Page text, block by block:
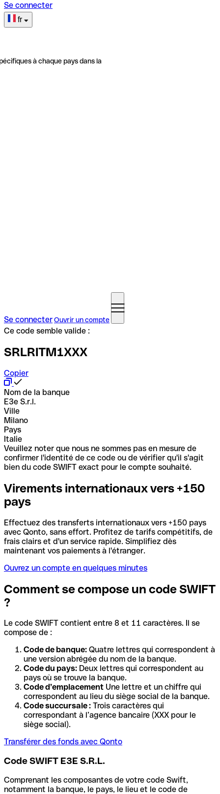
Se connecter
fr
à chaque pays dans la
Se connecterOuvrir un compte
Ce code semble valide :
SRLRITM1XXX
Copier
Nom de la banque
E3e S.r.l.
Ville
Milano
Pays
Italie
Veuillez noter que nous ne sommes pas en mesure de
confirmer l'identité de ce code ou de vérifier qu'il s'agit
bien du code SWIFT exact pour le compte souhaité.
Virements internationaux vers +150
pays
Effectuez des transferts internationaux vers +150 pays
avec Qonto, sans effort. Profitez de tarifs compétitifs, de
frais clairs et d'un service rapide. Simplifiez dès
maintenant vos paiements à l'étranger.
Ouvrez un compte en quelques minutes
Comment se compose un code SWIFT
?
Le code SWIFT contient entre 8 et 11 caractères. Il se
compose de :
Code de banque: Quatre lettres qui correspondent à
une version abrégée du nom de la banque.
Code du pays: Deux lettres qui correspondent au
pays où se trouve la banque.
Code d’emplacement Une lettre et un chiffre qui
correspondent au lieu du siège social de la banque.
Code succursale : Trois caractères qui
correspondant à l’agence bancaire (XXX pour le
siège social).
Transférer des fonds avec Qonto
Code SWIFT E3E S.R.L.
Comprenant les composantes de votre code Swift,
notamment la banque, le pays, le lieu et le code de